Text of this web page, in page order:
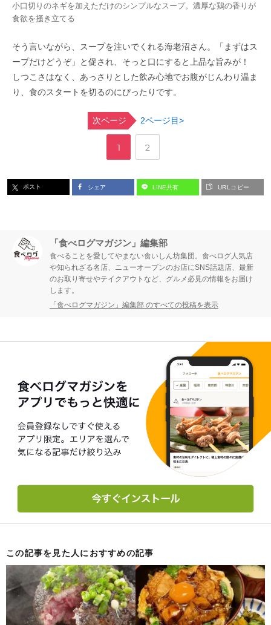
小口切りのネギを加えただけのシンプルなスープ。濃厚な鶏の香りが
食欲を掻き立てる
そう言いながら、スープを注いでくれる海老沼さん。「まずはス
ープだけどうぞ」と促され、そっと口にすると上品な旨みが！
しつこさはなく、あっさりとした飲み心地でお腹がじんわり温ま
り、食のスタートを切るのにぴったりです。
次ページ 2ページ目>
ペ
ジ
1
,
ペ
ジ
2
ポスト シェア LINE共有 URLコピー
「食べログマガジン」編集部
食べることを愛してやまない食いしん坊集団。食べログ人気店
や知られざる名店、ニューオープンのお店にSNS話題店、最新
のお取り寄せやテイクアウトなど、グルメ必見の情報をお届け
します。
「食べログマガジン」編集部 のすべての投稿を表示
この記事を見た人におすすめの記事